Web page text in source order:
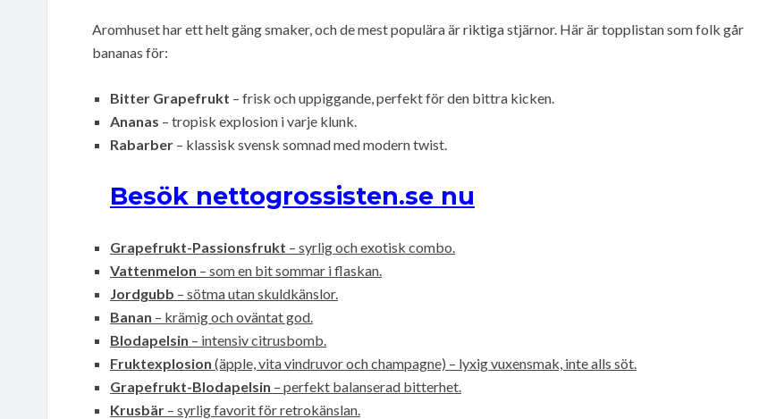
Aromhuset har ett helt gäng smaker, och de mest populära är riktiga stjärnor. Här är topplistan som folk går
bananas för:
Bitter Grapefrukt – frisk och uppiggande, perfekt för den bittra kicken.
Ananas – tropisk explosion i varje klunk.
Rabarber – klassisk svensk somnad med modern twist.
Besök nettogrossisten.se nu
Grapefrukt-Passionsfrukt – syrlig och exotisk combo.
Vattenmelon – som en bit sommar i flaskan.
Jordgubb – sötma utan skuldkänslor.
Banan – krämig och oväntat god.
Blodapelsin – intensiv citrusbomb.
Fruktexplosion (äpple, vita vindruvor och champagne) – lyxig vuxensmak, inte alls söt.
Grapefrukt-Blodapelsin – perfekt balanserad bitterhet.
Krusbär – syrlig favorit för retrokänslan.